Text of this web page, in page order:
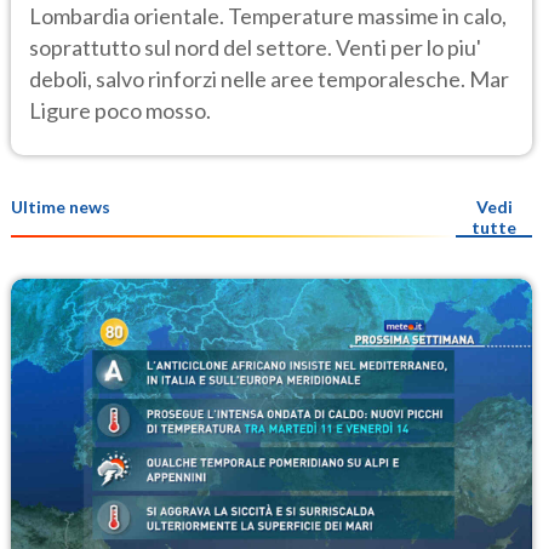
Lombardia orientale. Temperature massime in calo,
soprattutto sul nord del settore. Venti per lo piu'
deboli, salvo rinforzi nelle aree temporalesche. Mar
Ligure poco mosso.
Ultime news
Vedi
tutte